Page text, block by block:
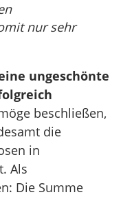
nur sehr
ungeschönte
beschließen,
die
in
Als
Die Summe